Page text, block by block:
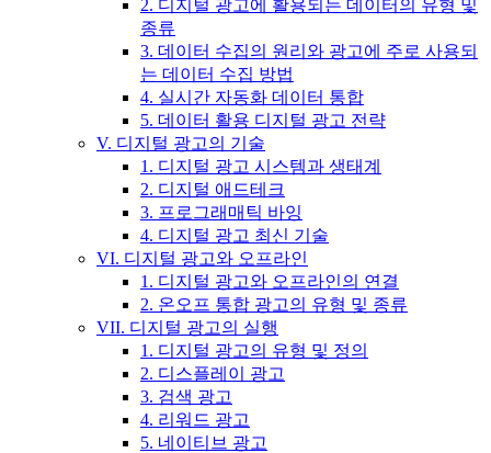
2. 디지털 광고에 활용되는 데이터의 유형 및
종류
3. 데이터 수집의 원리와 광고에 주로 사용되
는 데이터 수집 방법
4. 실시간 자동화 데이터 통합
5. 데이터 활용 디지털 광고 전략
V. 디지털 광고의 기술
1. 디지털 광고 시스템과 생태계
2. 디지털 애드테크
3. 프로그래매틱 바잉
4. 디지털 광고 최신 기술
VI. 디지털 광고와 오프라인
1. 디지털 광고와 오프라인의 연결
2. 온오프 통합 광고의 유형 및 종류
VII. 디지털 광고의 실행
1. 디지털 광고의 유형 및 정의
2. 디스플레이 광고
3. 검색 광고
4. 리워드 광고
5. 네이티브 광고